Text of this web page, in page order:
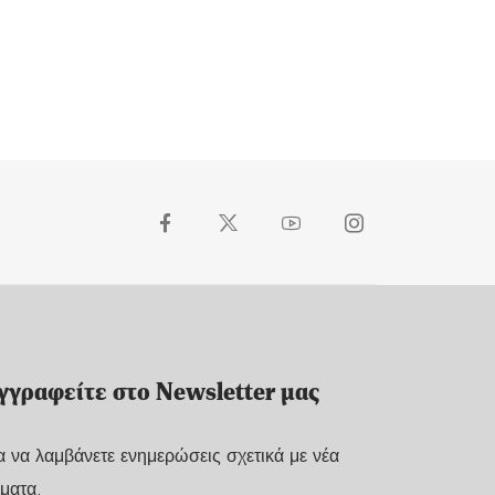
στο Newsletter μας
να λαμβάνετε ενημερώσεις σχετικά με νέα